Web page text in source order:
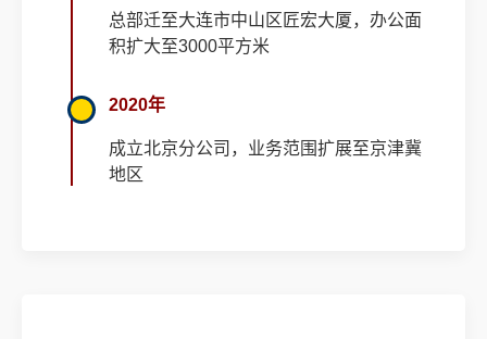
总部迁至大连市中山区匠宏大厦，办公面
积扩大至3000平方米
2020年
成立北京分公司，业务范围扩展至京津冀
地区